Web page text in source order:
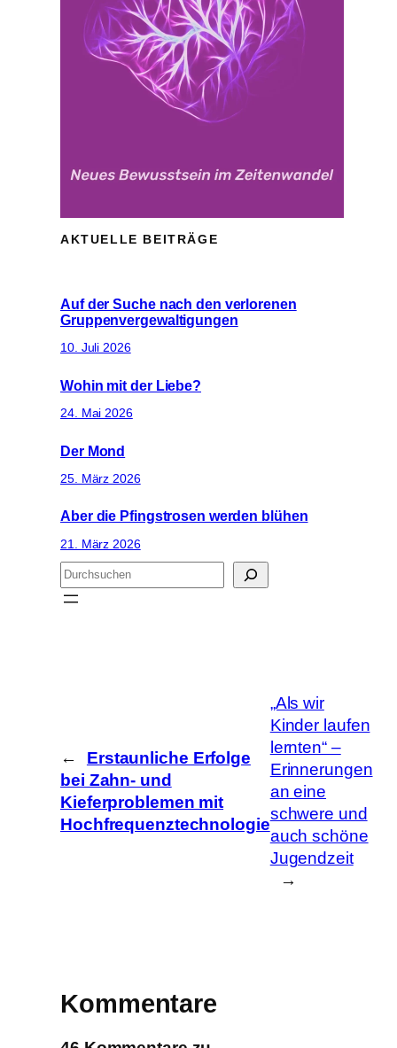
AKTUELLE BEITRÄGE
Auf der Suche nach den verlorenen
Gruppenvergewaltigungen
10. Juli 2026
Wohin mit der Liebe?
24. Mai 2026
Der Mond
25. März 2026
Aber die Pfingstrosen werden blühen
21. März 2026
S
u
←
Erstaunliche Erfolge
bei Zahn- und
Kieferproblemen mit
Hochfrequenztechnologie
„Als wir
Kinder laufen
lernten“ –
Erinnerungen
an eine
schwere und
auch schöne
Jugendzeit
→
Kommentare